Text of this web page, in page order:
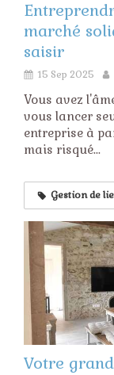
marché
saisir
15 Sep 2025
Vous avez
vous lancer
entreprise à
mais risqué...
Gestion de
Votre